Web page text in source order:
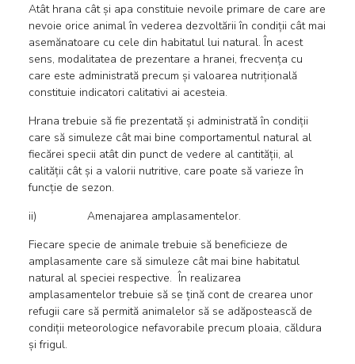
Atât hrana cât și apa constituie nevoile primare de care are
nevoie orice animal în vederea dezvoltării în condiții cât mai
asemănatoare cu cele din habitatul lui natural. În acest
sens, modalitatea de prezentare a hranei, frecvența cu
care este administrată precum și valoarea nutrițională
constituie indicatori calitativi ai acesteia.
Hrana trebuie să fie prezentată și administrată în condiții
care să simuleze cât mai bine comportamentul natural al
fiecărei specii atât din punct de vedere al cantității, al
calității cât și a valorii nutritive, care poate să varieze în
funcție de sezon.
ii) Amenajarea amplasamentelor.
Fiecare specie de animale trebuie să beneficieze de
amplasamente care să simuleze cât mai bine habitatul
natural al speciei respective. În realizarea
amplasamentelor trebuie să se țină cont de crearea unor
refugii care să permită animalelor să se adăpostească de
condiții meteorologice nefavorabile precum ploaia, căldura
și frigul.